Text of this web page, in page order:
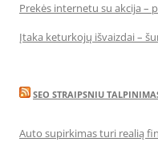
Prekės internetu su akcija –
Įtaka keturkojų išvaizdai –
SEO STRAIPSNIU
Auto supirkimas turi realią